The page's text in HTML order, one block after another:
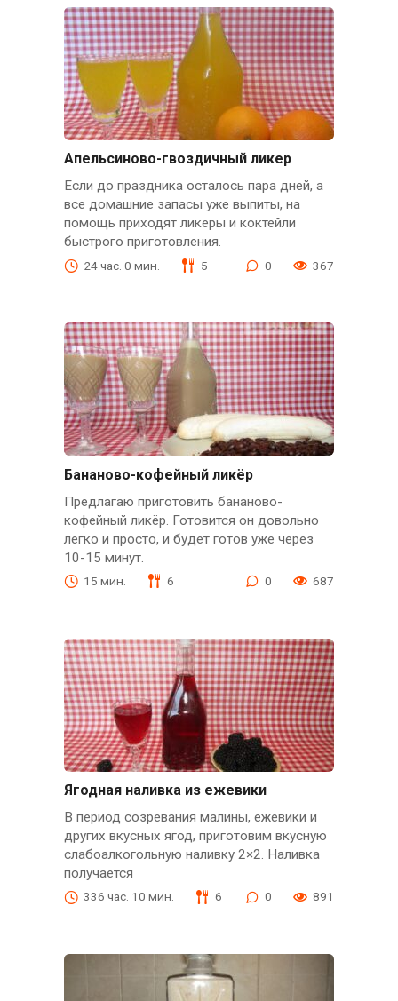
Апельсиново-гвоздичный ликер
Если до праздника осталось пара дней, а
все домашние запасы уже выпиты, на
помощь приходят ликеры и коктейли
быстрого приготовления.
24 час. 0 мин. 5 0 367
Бананово-кофейный ликёр
Предлагаю приготовить бананово-
кофейный ликёр. Готовится он довольно
легко и просто, и будет готов уже через
10-15 минут.
15 мин. 6 0 687
Ягодная наливка из ежевики
В период созревания малины, ежевики и
других вкусных ягод, приготовим вкусную
слабоалкогольную наливку 2×2. Наливка
получается
336 час. 10 мин. 6 0 891